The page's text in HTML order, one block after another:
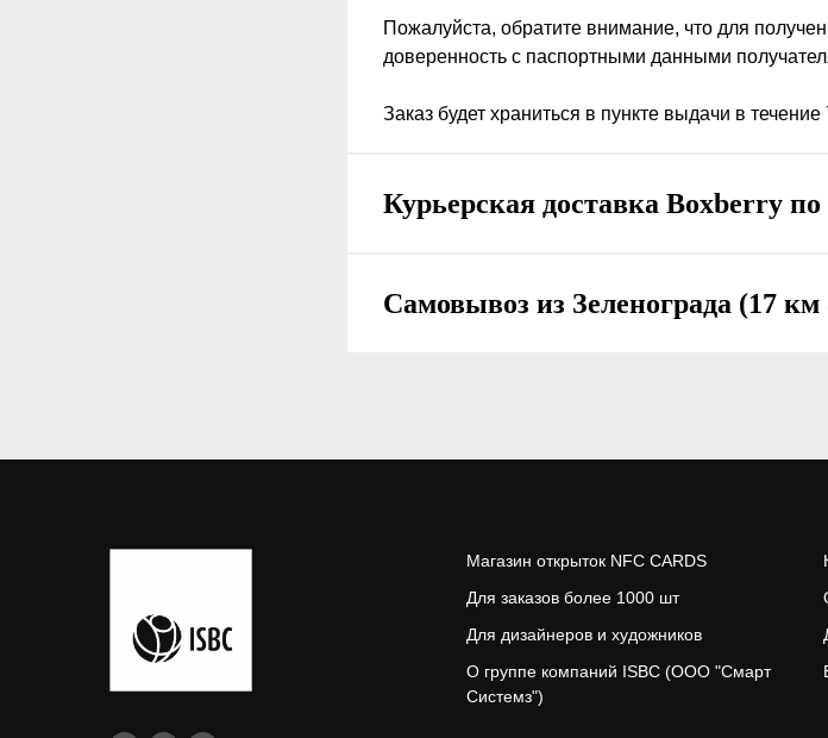
Пожалуйста, обратите внимание, что для
доверенность с паспортными данными
Заказ будет храниться в пункте выдачи в
Курьерская доставка Boxberry по
Самовывоз из Зеленограда (17
Магазин открыток NFC CARDS
Для заказов более 1000 шт
Для дизайнеров и художников
О группе компаний ISBC (ООО "Смарт
Системз")